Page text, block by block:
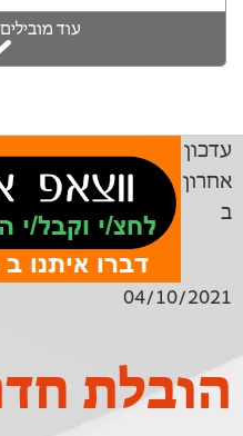
עוד
עדכון
אחרון
ב
04/10/2021
הובלת